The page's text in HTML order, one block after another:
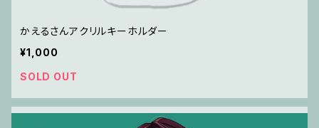
かえるさんアクリルキーホルダー
¥1,000
SOLD OUT